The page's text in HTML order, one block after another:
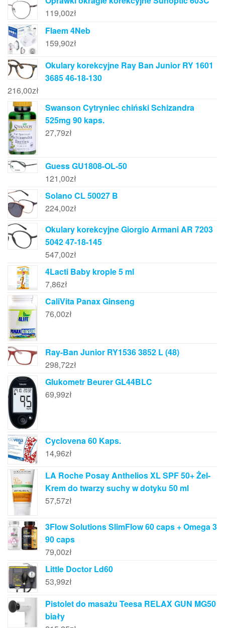
119,00zł
Flaem 4Neb
159,90zł
Okulary korekcyjne Ray Ban Junior RY 1601
3685 46-18-130
216,00zł
Swanson Cytryniec chiński Schizandra
525mg 90 kaps.
27,79zł
Guess GU1808-OL-50
121,00zł
Solano CL 50027 B
224,00zł
Okulary korekcyjne Giorgio Armani AR 7203
5042 47-18-145
547,00zł
4Lacti Baby krople 5 ml
7,86zł
CaliVita Panax Ginseng
76,00zł
Ray-Ban Junior RY1536 3852 L (48)
298,72zł
Glukometr Beurer GL44BLC
69,99zł
Cyclovena 60 Kaps.
14,96zł
LA Roche Posay Anthelios XL SPF 50+ Żel-
Krem do twarzy suchy w dotyku 50 ml
57,57zł
3Flow Solutions SlimFlow 60 caps + Omega 3
90 caps
79,00zł
Little Doctor Ld60
53,99zł
Pistolet do masażu Teesa RELAX GUN MG50
biały